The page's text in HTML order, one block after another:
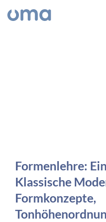
Formenlehre:
Klassische
Formkonzepte,